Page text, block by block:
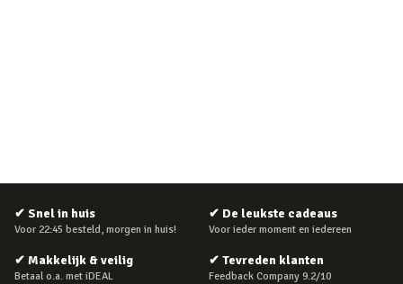
✔ Snel in huis
Voor 22:45 besteld, morgen in huis!
✔ De leukste cadeaus
Voor ieder moment en iedereen
✔ Makkelijk & veilig
Betaal o.a. met iDEAL
✔ Tevreden klanten
Feedback Company 9.2/10